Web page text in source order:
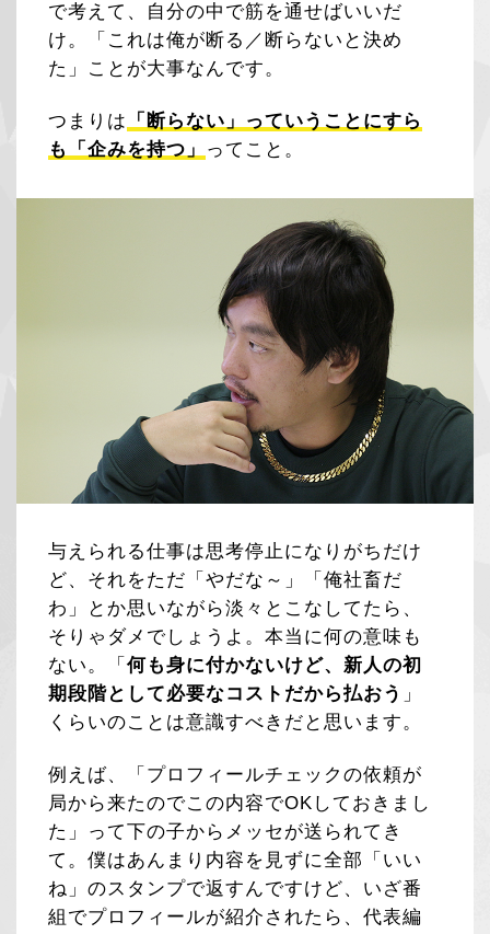
で考えて、自分の中で筋を通せばいいだ
け。「これは俺が断る／断らないと決め
た」ことが大事なんです。
つまりは
「断らない」っていうことにすら
も「企みを持つ」 ってこと。
与えられる仕事は思考停止になりがちだけ
ど、それをただ「やだな～」「俺社畜だ
わ」とか思いながら淡々とこなしてたら、
そりゃダメでしょうよ。本当に何の意味も
ない。「何も身に付かないけど、新人の初
期段階として必要なコストだから払おう 」
くらいのことは意識すべきだと思います。
例えば、「プロフィールチェックの依頼が
局から来たのでこの内容でOKしておきまし
た」って下の子からメッセが送られてき
て。僕はあんまり内容を見ずに全部「いい
ね」のスタンプで返すんですけど、いざ番
組でプロフィールが紹介されたら、代表編